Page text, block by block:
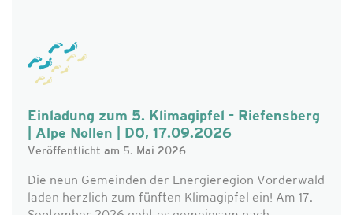
Einladung zum 5. Klimagipfel - Riefensberg
| Alpe Nollen | DO, 17.09.2026
Veröffentlicht am 5. Mai 2026
Die neun Gemeinden der Energieregion Vorderwald
laden herzlich zum fünften Klimagipfel ein! Am 17.